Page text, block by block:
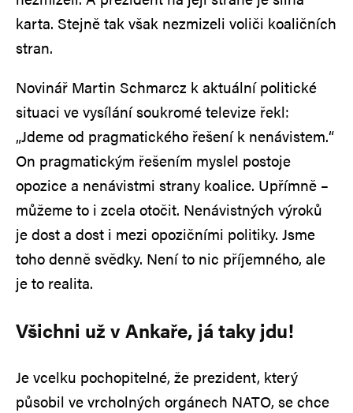
karta. Stejně tak však nezmizeli voliči koaličních
stran.
Novinář Martin Schmarcz k aktuální politické
situaci ve vysílání soukromé televize řekl:
„Jdeme od pragmatického řešení k nenávistem.“
On pragmatickým řešením myslel postoje
opozice a nenávistmi strany koalice. Upřímně –
můžeme to i zcela otočit. Nenávistných výroků
je dost a dost i mezi opozičními politiky. Jsme
toho denně svědky. Není to nic příjemného, ale
je to realita.
Všichni už v Ankaře, já taky jdu!
Je vcelku pochopitelné, že prezident, který
působil ve vrcholných orgánech NATO, se chce